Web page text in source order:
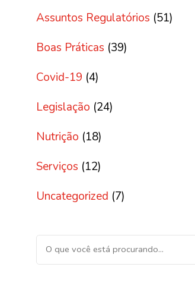
Assuntos Regulatórios (51)
Boas Práticas (39)
Covid-19 (4)
Legislação (24)
Nutrição (18)
Serviços (12)
Uncategorized (7)
Procurando algo?